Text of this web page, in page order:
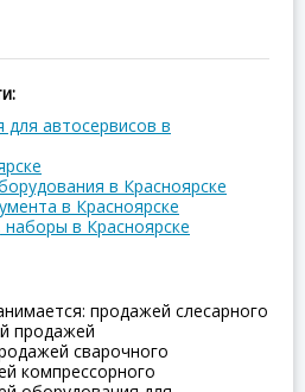
автосервисов в
в Красноярске
в Красноярске
в Красноярске
продажей слесарного
продажей
сварочного
компрессорного